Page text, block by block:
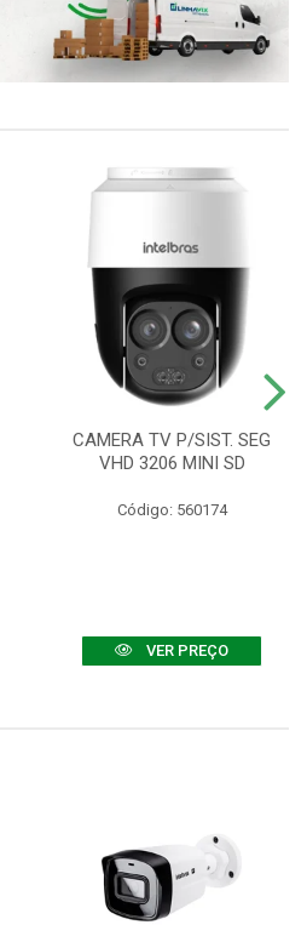
CAMERA TV P/SIST. SEG
VHD 3206 MINI SD
Código: 560174
VER PREÇO